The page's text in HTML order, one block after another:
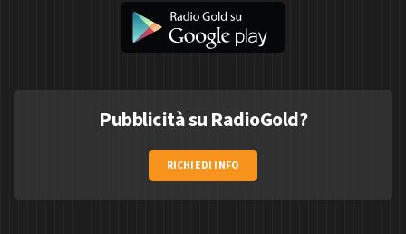
Pubblicità su RadioGold?
RICHIEDI INFO